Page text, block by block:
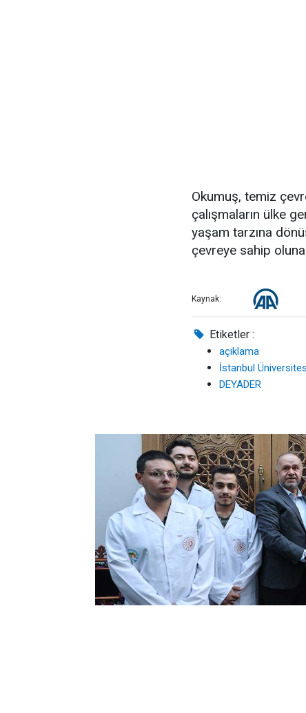
Okumuş, temiz
çalışmaların ülke
yaşam tarzına
çevreye sahip
Kaynak:
Etiketler :
açıklama
İstanbul
DEYADER